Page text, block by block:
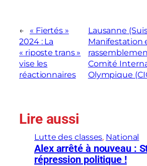
←
« Fiertés »
2024 : La
« riposte trans »
vise les
réactionnaires
Lausanne
Manifestation
Comité
Olympique
Lire aussi
Lutte des classes, National
Alex arrêté à nouveau :
répression politique !